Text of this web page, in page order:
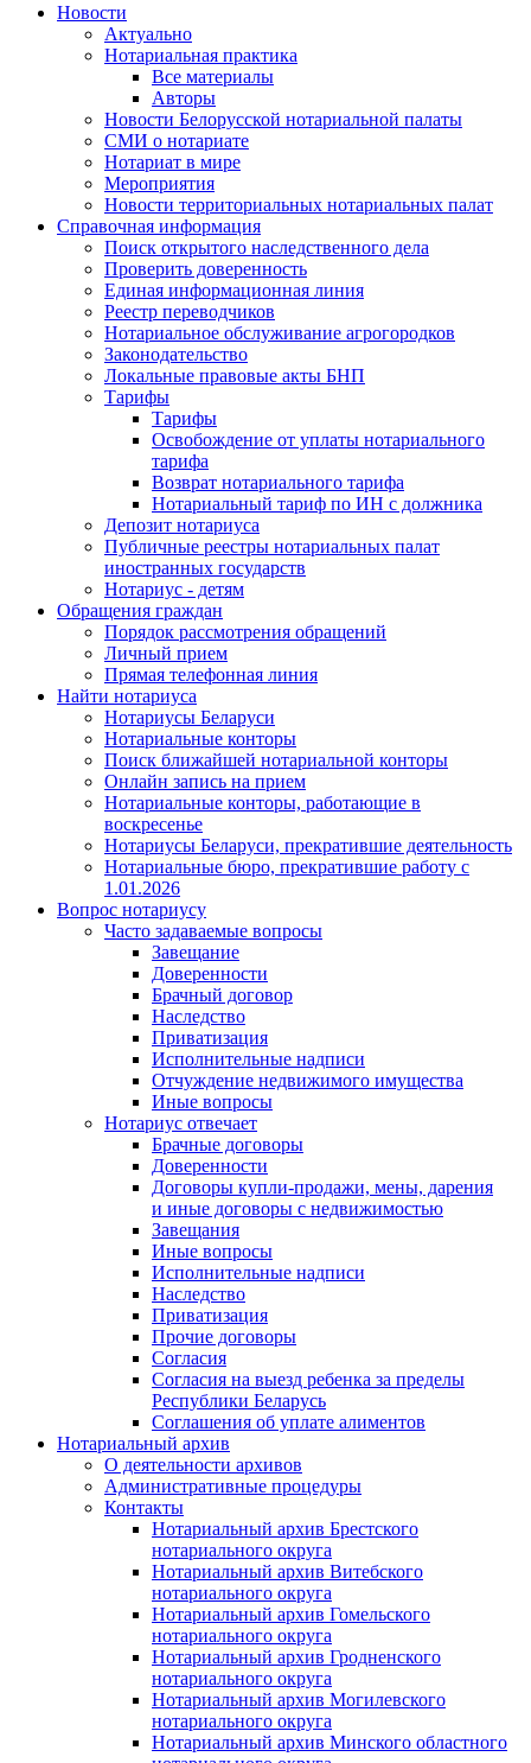
Новости
Актуально
Нотариальная практика
Все материалы
Авторы
Новости Белорусской нотариальной палаты
СМИ о нотариате
Нотариат в мире
Мероприятия
Новости территориальных нотариальных палат
Справочная информация
Поиск открытого наследственного дела
Проверить доверенность
Единая информационная линия
Реестр переводчиков
Нотариальное обслуживание агрогородков
Законодательство
Локальные правовые акты БНП
Тарифы
Тарифы
Освобождение от уплаты нотариального
тарифа
Возврат нотариального тарифа
Нотариальный тариф по ИН с должника
Депозит нотариуса
Публичные реестры нотариальных палат
иностранных государств
Нотариус - детям
Обращения граждан
Порядок рассмотрения обращений
Личный прием
Прямая телефонная линия
Найти нотариуса
Нотариусы Беларуси
Нотариальные конторы
Поиск ближайшей нотариальной конторы
Онлайн запись на прием
Нотариальные конторы, работающие в
воскресенье
Нотариусы Беларуси, прекратившие деятельность
Нотариальные бюро, прекратившие работу с
1.01.2026
Вопрос нотариусу
Часто задаваемые вопросы
Завещание
Доверенности
Брачный договор
Наследство
Приватизация
Исполнительные надписи
Отчуждение недвижимого имущества
Иные вопросы
Нотариус отвечает
Брачные договоры
Доверенности
Договоры купли-продажи, мены, дарения
и иные договоры с недвижимостью
Завещания
Иные вопросы
Исполнительные надписи
Наследство
Приватизация
Прочие договоры
Согласия
Согласия на выезд ребенка за пределы
Республики Беларусь
Соглашения об уплате алиментов
Нотариальный архив
О деятельности архивов
Административные процедуры
Контакты
Нотариальный архив Брестского
нотариального округа
Нотариальный архив Витебского
нотариального округа
Нотариальный архив Гомельского
нотариального округа
Нотариальный архив Гродненского
нотариального округа
Нотариальный архив Могилевского
нотариального округа
Нотариальный архив Минского областного